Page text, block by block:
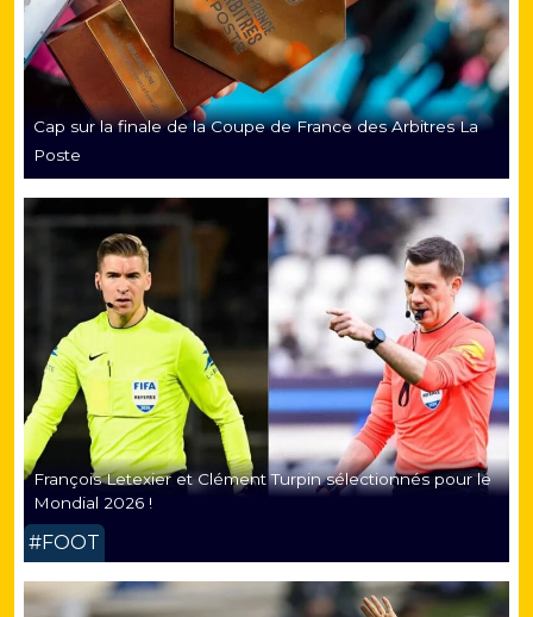
Cap sur la finale de la Coupe de France des Arbitres La
Poste
François Letexier et Clément Turpin sélectionnés pour le
Mondial 2026 !
#FOOT